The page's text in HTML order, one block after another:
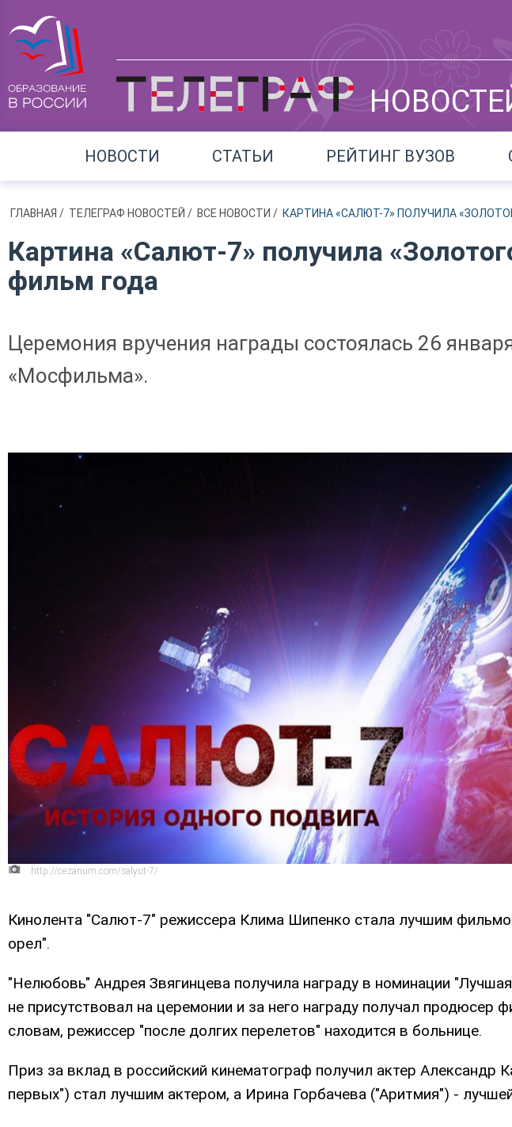
НОВОСТИ СТАТЬИ РЕЙТИНГ ВУЗОВ
ГЛАВНАЯ / ТЕЛЕГРАФ НОВОСТЕЙ / ВСЕ НОВОСТИ / КАРТИНА «САЛЮТ-7» ПОЛУЧИЛА
Картина «Салют-7» получила
фильм года
Церемония вручения награды состоялась 26
«Мосфильма».
http://cezarium.com/salyut-7/
Кинолента "Салют-7" режиссера Клима Шипенко стала лучшим
орел".
"Нелюбовь" Андрея Звягинцева получила награду в номинации
не присутствовал на церемонии и за него награду получал продюсер
словам, режиссер "после долгих перелетов" находится в больнице.
Приз за вклад в российский кинематограф получил актер Александр
первых") стал лучшим актером, а Ирина Горбачева ("Аритмия") -